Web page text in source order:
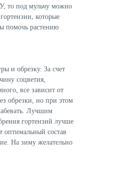
то под мульчу можно
которые
помочь растению
и обрезку. За счет
соцветия,
все зависит от
обрезки, но при этом
Лучшим
гортензий лучше
оптимальный состав
На зиму желательно